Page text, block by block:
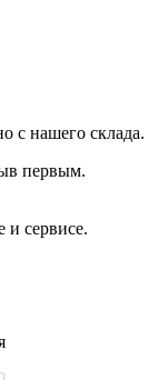
с нашего склада.
первым.
и сервисе.